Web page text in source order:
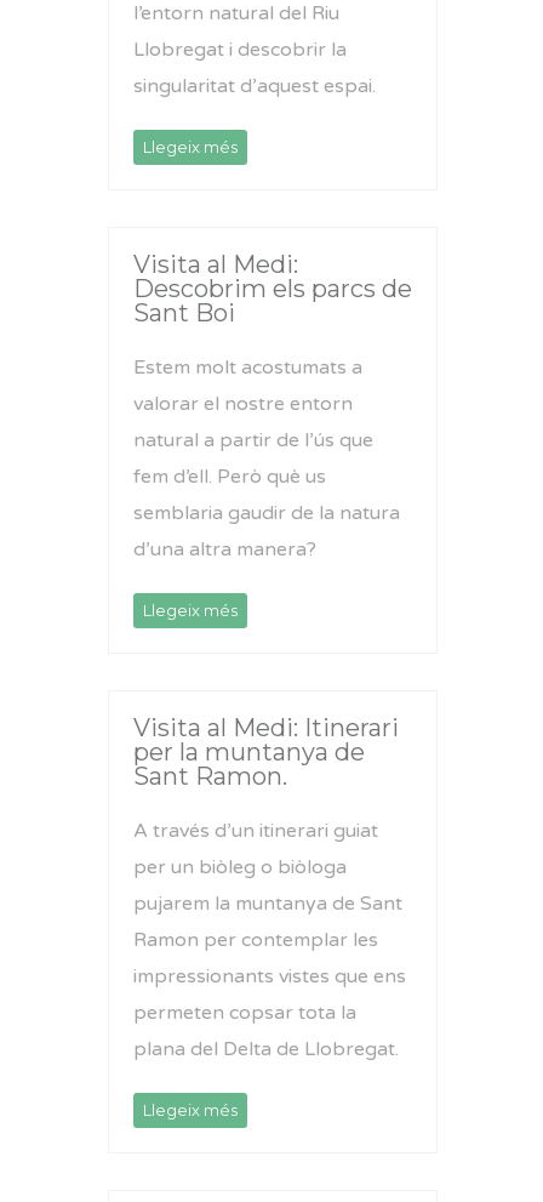
l’entorn natural del Riu
Llobregat i descobrir la
singularitat d’aquest espai.
Llegeix més
Visita al Medi:
Descobrim els parcs de
Sant Boi
Estem molt acostumats a
valorar el nostre entorn
natural a partir de l’ús que
fem d’ell. Però què us
semblaria gaudir de la natura
d’una altra manera?
Llegeix més
Visita al Medi: Itinerari
per la muntanya de
Sant Ramon.
A través d’un itinerari guiat
per un biòleg o biòloga
pujarem la muntanya de Sant
Ramon per contemplar les
impressionants vistes que ens
permeten copsar tota la
plana del Delta de Llobregat.
Llegeix més